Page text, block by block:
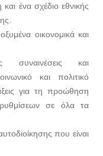
και ένα σχέδιο εθνικής
οικονομικά και
συναινέσεις και
και πολιτικό
για τη προώθηση
σε όλα τα
που είναι